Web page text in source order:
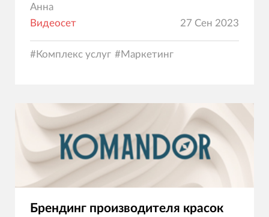
Анна
Видеосет
27 Сен 2023
#Комплекс услуг #Маркетинг
Брендинг производителя красок